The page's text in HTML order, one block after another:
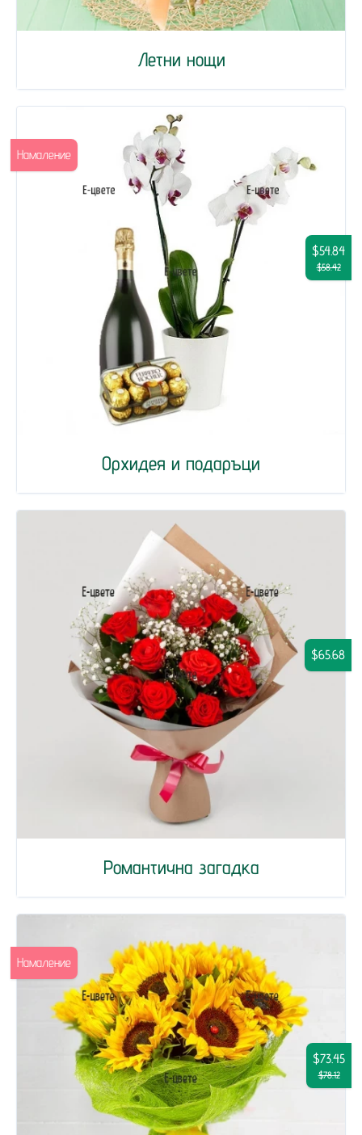
Летни нощи
Орхидея и подаръци
$54.84
$58.42
Намаление
Романтична загадка
$65.68
$73.45
$78.12
Намаление